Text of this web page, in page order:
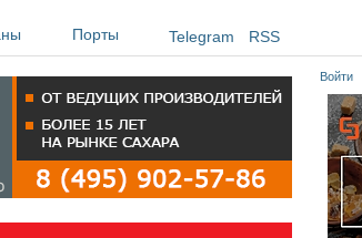
Порты Telegram RSS
Войти